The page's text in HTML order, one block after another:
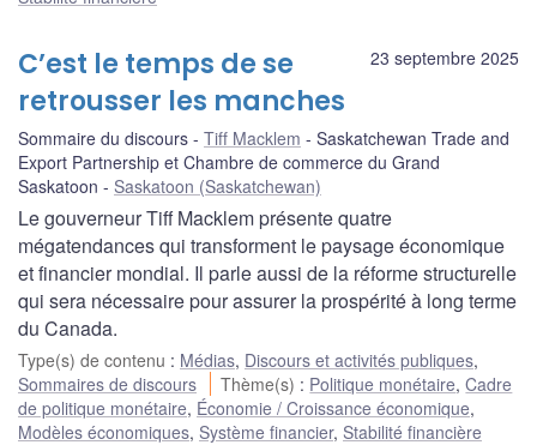
23 septembre 2025
C’est le temps de se
retrousser les manches
Sommaire du discours Tiff Macklem
Saskatchewan Trade and
Export Partnership et Chambre de commerce du Grand
Saskatoon
Saskatoon (Saskatchewan)
Le gouverneur Tiff Macklem présente quatre
mégatendances qui transforment le paysage économique
et financier mondial. Il parle aussi de la réforme structurelle
qui sera nécessaire pour assurer la prospérité à long terme
du Canada.
Type(s) de contenu : Médias, Discours et activités publiques,
Sommaires de discours
Thème(s) : Politique monétaire,Cadre
de politique monétaire, Économie / Croissance économique,
Modèles économiques, Système financier, Stabilité financière